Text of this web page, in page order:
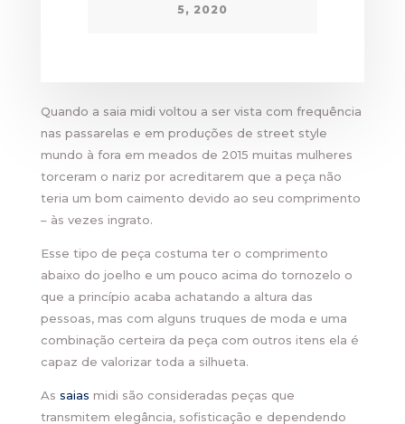
5, 2020
Quando a saia midi voltou a ser vista com frequência
nas passarelas e em produções de street style
mundo à fora em meados de 2015 muitas mulheres
torceram o nariz por acreditarem que a peça não
teria um bom caimento devido ao seu comprimento
– às vezes ingrato.
Esse tipo de peça costuma ter o comprimento
abaixo do joelho e um pouco acima do tornozelo o
que a princípio acaba achatando a altura das
pessoas, mas com alguns truques de moda e uma
combinação certeira da peça com outros itens ela é
capaz de valorizar toda a silhueta.
As saias midi são consideradas peças que
transmitem elegância, sofisticação e dependendo